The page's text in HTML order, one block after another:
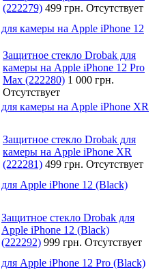
(222279) 499 грн. Отсутствует
камеры на Apple iPhone 12
Защитное стекло Drobak для
камеры на Apple iPhone 12 Pro
Max (222280) 1 000 грн.
Отсутствует
камеры на Apple iPhone XR
Защитное стекло Drobak для
камеры на Apple iPhone XR
(222281) 499 грн. Отсутствует
Apple iPhone 12 (Black)
Защитное стекло Drobak для
Apple iPhone 12 (Black)
(222292) 999 грн. Отсутствует
Apple iPhone 12 Pro (Black)